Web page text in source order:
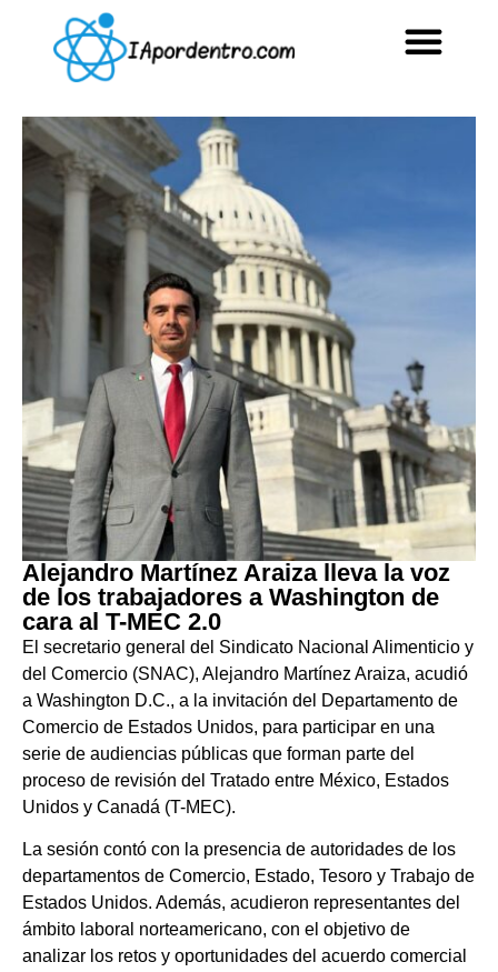
Alejandro Martínez Araiza lleva la voz
de los trabajadores a Washington de
cara al T-MEC 2.0
El secretario general del Sindicato Nacional Alimenticio y
del Comercio (SNAC), Alejandro Martínez Araiza, acudió
a Washington D.C., a la invitación del Departamento de
Comercio de Estados Unidos, para participar en una
serie de audiencias públicas que forman parte del
proceso de revisión del Tratado entre México, Estados
Unidos y Canadá (T-MEC).
La sesión contó con la presencia de autoridades de los
departamentos de Comercio, Estado, Tesoro y Trabajo de
Estados Unidos. Además, acudieron representantes del
ámbito laboral norteamericano, con el objetivo de
analizar los retos y oportunidades del acuerdo comercial